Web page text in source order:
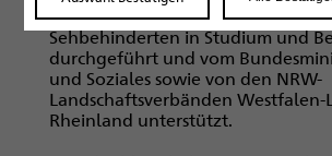
Projekt wird vom Deutschen
Sehbehinderten in Studium und
durchgeführt und vom
und Soziales sowie von den NRW-
Landschaftsverbänden Westfalen-
Rheinland unterstützt.